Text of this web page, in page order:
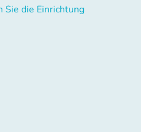
Sie die Einrichtung